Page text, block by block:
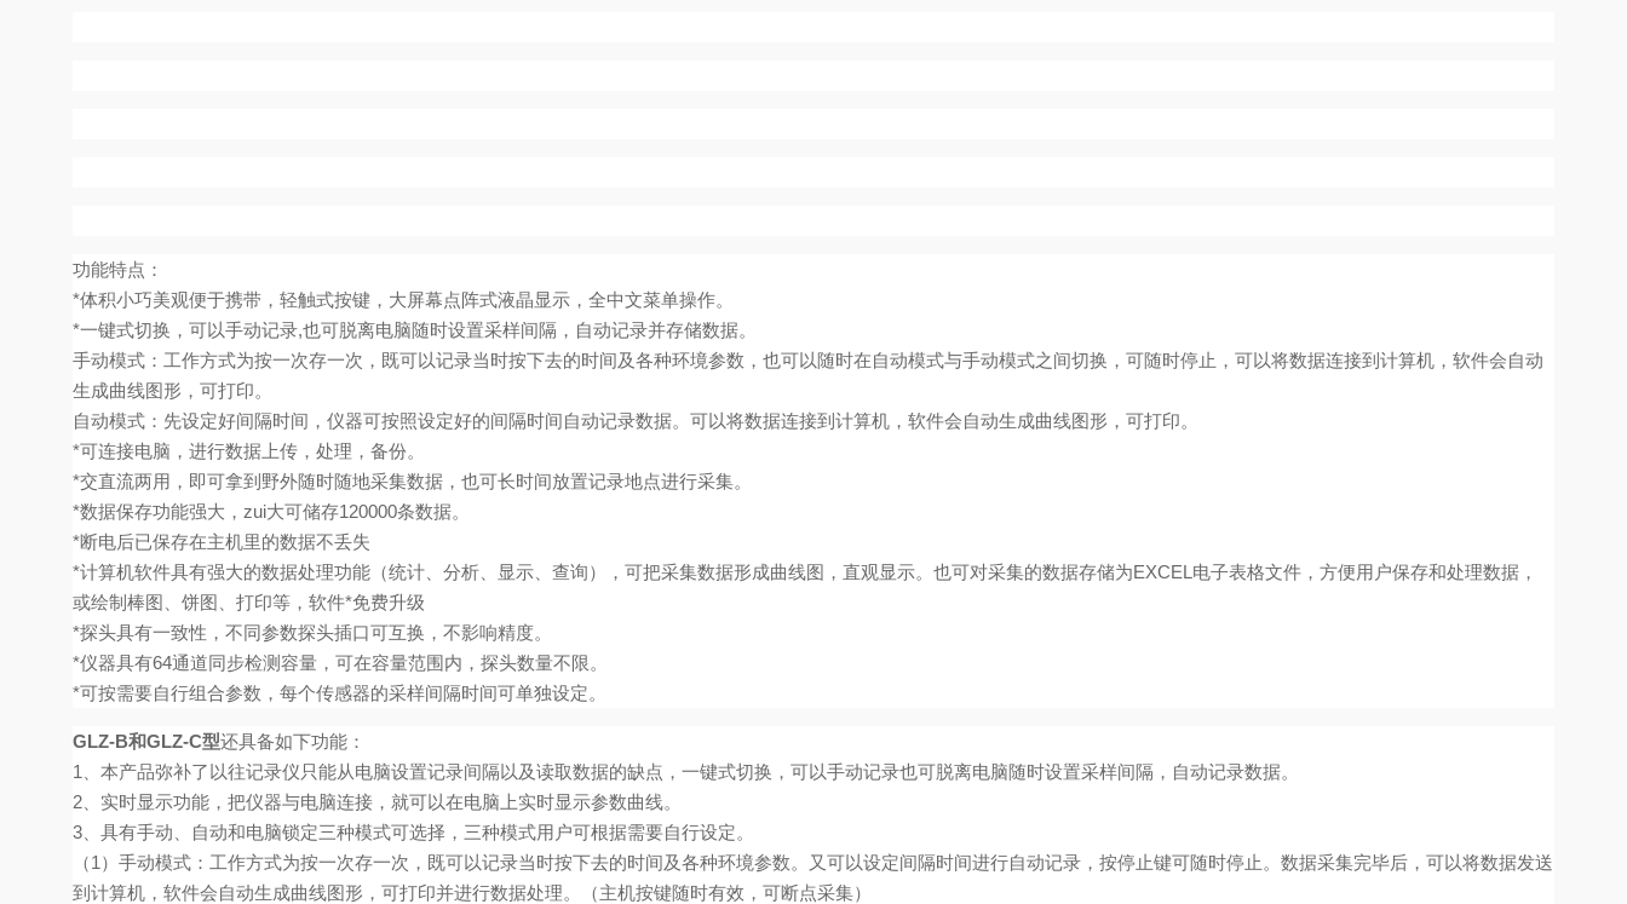
功能特点：
*体积小巧美观便于携带，轻触式按键，大屏幕点阵式液晶显示，全中文菜单操作。
*一键式切换，可以手动记录,也可脱离电脑随时设置采样间隔，自动记录并存储数据。
手动模式：工作方式为按一次存一次，既可以记录当时按下去的时间及各种环境参数，也可以随时在自动模式与手动模式之间切换，可随时停止，可以将数据连接到计算机，软件会自动
生成曲线图形，可打印。
自动模式：先设定好间隔时间，仪器可按照设定好的间隔时间自动记录数据。可以将数据连接到计算机，软件会自动生成曲线图形，可打印。
*可连接电脑，进行数据上传，处理，备份。
*交直流两用，即可拿到野外随时随地采集数据，也可长时间放置记录地点进行采集。
*数据保存功能强大，zui大可储存120000条数据。
*断电后已保存在主机里的数据不丢失
*计算机软件具有强大的数据处理功能（统计、分析、显示、查询），可把采集数据形成曲线图，直观显示。也可对采集的数据存储为EXCEL 电子表格文件，方便用户保存和处理数据，
或绘制棒图、饼图、打印等，软件*免费升级
*探头具有一致性，不同参数探头插口可互换，不影响精度。
*仪器具有64通道同步检测容量，可在容量范围内，探头数量不限。
*可按需要自行组合参数，每个传感器的采样间隔时间可单独设定。
GLZ-B和GLZ-C型还具备如下功能：
1
、本产品弥补了以往记录仪只能从电脑设置记录间隔以及读取数据的缺点，一键式切换，可以手动记录也可脱离电脑随时设置采样间隔，自动记录数据。
2、实时显示功能，把仪器与电脑连接，就可以在电脑上实时显示参数曲线。
3、具有手动、自动和电脑锁定三种模式可选择，三种模式用户可根据需要自行设定。
（1）手动模式：工作方式为按一次存一次，既可以记录当时按下去的时间及各种环境参数。又可以设定间隔时间进行自动记录，按停止键可随时停止。数据采集完毕后，可以将数据发送
到计算机，软件会自动生成曲线图形，可打印并进行数据处理。（主机按键随时有效，可断点采集）